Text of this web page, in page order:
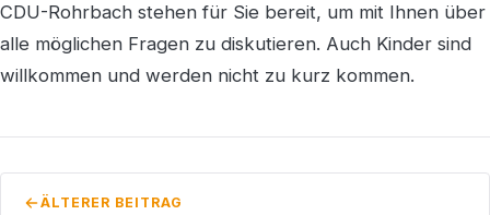
CDU-Rohrbach stehen für Sie bereit, um mit Ihnen über
alle möglichen Fragen zu diskutieren. Auch Kinder sind
willkommen und werden nicht zu kurz kommen.
ÄLTERER BEITRAG